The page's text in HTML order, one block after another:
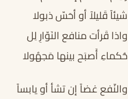
شيئاً قَليلاً أو أحَسّ ذبولا
واذا قَرأت منافع النَوّارِ لِل
حُكماءِ أَصبَح بينها مَجهُولا
والنّفع غضاً إن تشأ أو يابساً